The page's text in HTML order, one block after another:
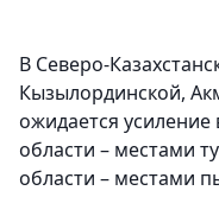
В Северо-
Кызылординской,
ожидается
области – местами
области – местами